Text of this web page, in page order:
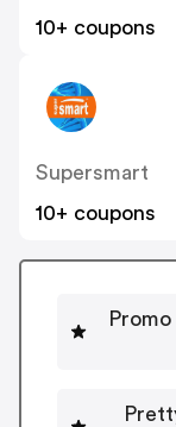
10+ coupons
Supersmart
10+ coupons